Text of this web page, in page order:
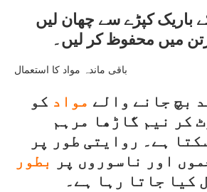
باریک کپڑے سے چھان لیں
میں محفوظ کر لیں۔
باقی ماندہ مواد کا استعمال
بچ جانے والے مواد کو
کر نیم گاڑھا مرہم
ہے۔ روایتی طور پر
اور ناسوروں پر
بطور
کیا جاتا رہا ہے۔